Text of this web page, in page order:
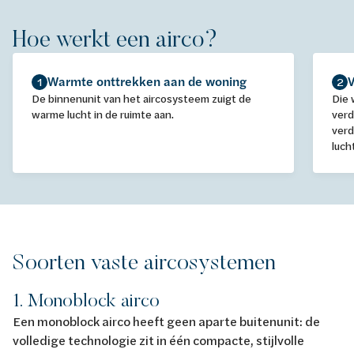
Hoe werkt een airco?
1 Warmte onttrekken aan de woning
De binnenunit van het aircosysteem zuigt de
warme lucht in de ruimte aan.
2
Die
Soorten vaste aircosystemen
1. Monoblock airco
Een monoblock airco heeft geen aparte buitenunit: de
volledige technologie zit in één compacte, stijlvolle